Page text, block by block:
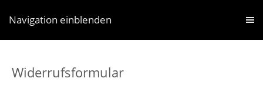
Navigation einblenden
Widerrufsformular